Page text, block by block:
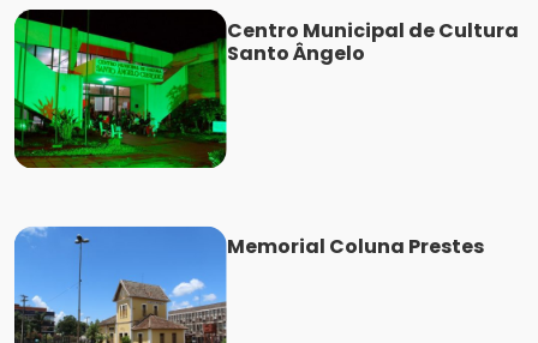
Centro Municipal de Cultura
Santo Ângelo
Memorial Coluna Prestes